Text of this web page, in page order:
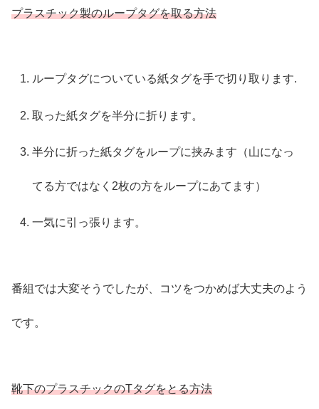
プラスチック製のループタグを取る方法
ループタグについている紙タグを手で切り取ります.
取った紙タグを半分に折ります。
半分に折った紙タグをループに挟みます（山になっ
てる方ではなく2枚の方をループにあてます）
一気に引っ張ります。
番組では大変そうでしたが、コツをつかめば大丈夫のよう
です。
靴下のプラスチックのTタグをとる方法